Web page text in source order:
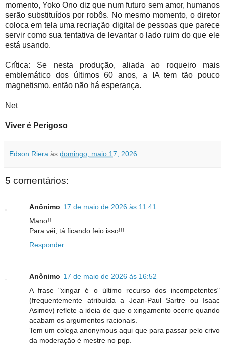
momento, Yoko Ono diz que num futuro sem amor, humanos
serão substituídos por robôs. No mesmo momento, o diretor
coloca em tela uma recriação digital de pessoas que parece
servir como sua tentativa de levantar o lado ruim do que ele
está usando.
Crítica: Se nesta produção, aliada ao roqueiro mais
emblemático dos últimos 60 anos, a IA tem tão pouco
magnetismo, então não há esperança.
Net
Viver é Perigoso
Edson Riera às domingo, maio 17, 2026
5 comentários:
Anônimo 17 de maio de 2026 às 11:41
Mano!!
Para véi, tá ficando feio isso!!!
Responder
Anônimo 17 de maio de 2026 às 16:52
A frase "xingar é o último recurso dos incompetentes"
(frequentemente atribuída a Jean-Paul Sartre ou Isaac
Asimov) reflete a ideia de que o xingamento ocorre quando
acabam os argumentos racionais.
Tem um colega anonymous aqui que para passar pelo crivo
da moderação é mestre no pqp.